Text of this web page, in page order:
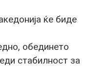
ќе биде
обединето
стабилност за